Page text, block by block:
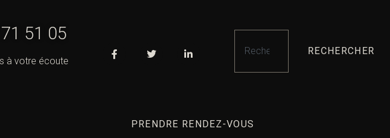
51 05
à votre écoute
RECHERCHER
PRENDRE RENDEZ-VOUS